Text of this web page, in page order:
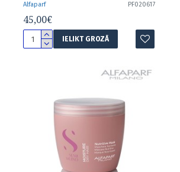
Alfaparf PF020617
45,00€
IELIKT GROZĀ